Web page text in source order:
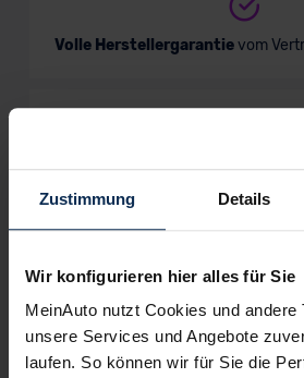
Zustimmung Details
Wir konfigurieren hier alles für Sie
MeinAuto nutzt Cookies und andere
unsere Services und Angebote
laufen. So können wir für Sie die
Volle Herstellergarantievom
Nur deutsche Neuwagen,keine
Alle Zahlungsarten:Barkauf,